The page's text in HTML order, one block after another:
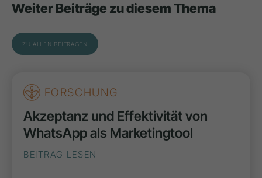
Weiter Beiträge zu diesem Thema
ZU ALLEN BEITRÄGEN
FORSCHUNG
Akzeptanz und Effektivität von
WhatsApp als Marketingtool
BEITRAG LESEN